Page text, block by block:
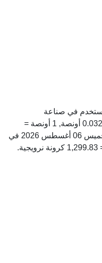
المستخدم في صناعة
المجوهرات في النرويج. 1 غرام= 0.03215 أونصة, 1 أونصة =
31.104199066874 غرام. اليوم, الخميس 06 أغسطس 2026 في